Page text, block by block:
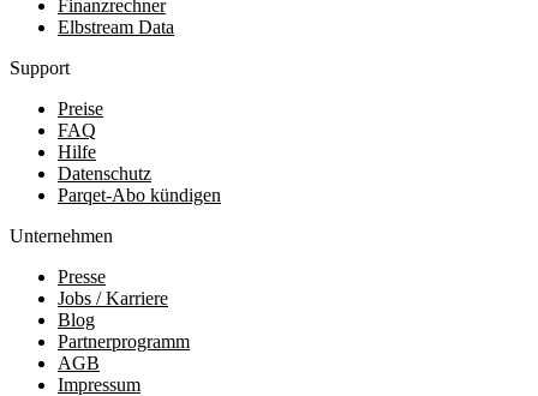
Finanzrechner
Elbstream Data
Support
Preise
FAQ
Hilfe
Datenschutz
Parqet-Abo kündigen
Unternehmen
Presse
Jobs / Karriere
Blog
Partnerprogramm
AGB
Impressum